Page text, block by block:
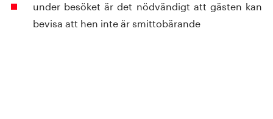
under besöket är det nödvändigt att gästen kan
bevisa att hen inte är smittobärande